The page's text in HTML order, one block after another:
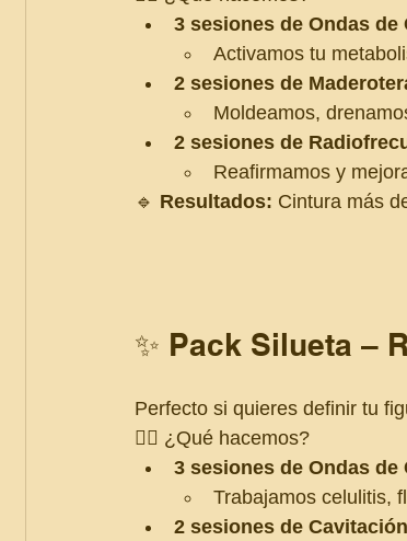
3 sesiones de Ondas de
Activamos tu
2 sesiones de
Moldeamos,
2 sesiones de
Reafirmamos y
🔹 Resultados: Cintura más
✨ Pack Silueta –
Perfecto si quieres definir tu
💆‍♀️ ¿Qué hacemos?
3 sesiones de Ondas de
Trabajamos celulitis,
2 sesiones de